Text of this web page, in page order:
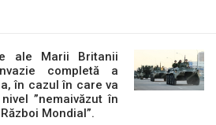
ale Marii Britanii
completă a
în cazul în care va
”nemaivăzut în
Mondial”.